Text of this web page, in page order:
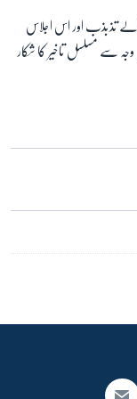
تذبذب اور اس اجلاس
سے مسلسل تاخیر کا شکار